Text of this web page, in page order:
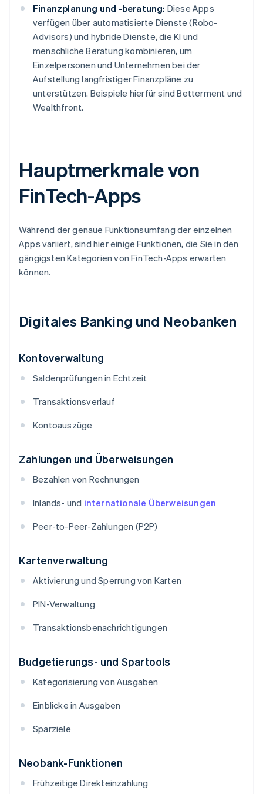
Finanzplanung und -beratung: Diese Apps
verfügen über automatisierte Dienste (Robo-
Advisors) und hybride Dienste, die KI und
menschliche Beratung kombinieren, um
Einzelpersonen und Unternehmen bei der
Aufstellung langfristiger Finanzpläne zu
unterstützen. Beispiele hierfür sind Betterment und
Wealthfront.
Hauptmerkmale von
FinTech-Apps
Während der genaue Funktionsumfang der einzelnen
Apps variiert, sind hier einige Funktionen, die Sie in den
gängigsten Kategorien von FinTech-Apps erwarten
können.
Digitales Banking und Neobanken
Kontoverwaltung
Saldenprüfungen in Echtzeit
Transaktionsverlauf
Kontoauszüge
Zahlungen und Überweisungen
Bezahlen von Rechnungen
Inlands- und internationale Überweisungen
Peer-to-Peer-Zahlungen (P2P)
Kartenverwaltung
Aktivierung und Sperrung von Karten
PIN-Verwaltung
Transaktionsbenachrichtigungen
Budgetierungs- und Spartools
Kategorisierung von Ausgaben
Einblicke in Ausgaben
Sparziele
Neobank-Funktionen
Frühzeitige Direkteinzahlung